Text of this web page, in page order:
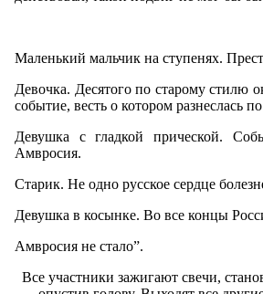
Маленький мальчик на ступенях.
Девочка. Десятого по старому стилю
событие, весть о котором разнеслась
Девушка с гладкой прической.
Амвросия.
Старик. Не одно русское сердце
Девушка в косынке. Во все концы
Амвросия не стало”.
Все участники зажигают свечи,